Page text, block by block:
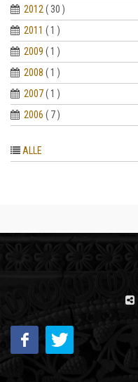
2012 ( 30 )
2011 ( 1 )
2009 ( 1 )
2008 ( 1 )
2007( 1 )
2006 ( 7 )
ALLE